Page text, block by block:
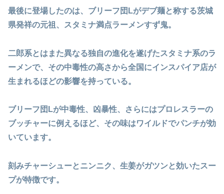
最後に登場したのは、ブリーフ団Lがデブ麺と称する茨城
県発祥の元祖、スタミナ満点ラーメンすず鬼。
二郎系とはまた異なる独自の進化を遂げたスタミナ系のラ
ーメンで、その中毒性の高さから全国にインスパイア店が
生まれるほどの影響を持っている。
ブリーフ団Lが中毒性、凶暴性、さらにはプロレスラーの
ブッチャーに例えるほど、その味はワイルドでパンチが効
いています。
刻みチャーシューとニンニク、生姜がガツンと効いたスー
プが特徴です。